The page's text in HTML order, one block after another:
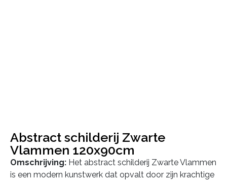
Abstract schilderij Zwarte
Vlammen 120x90cm
Omschrijving: Het abstract schilderij Zwarte Vlammen
is een modern kunstwerk dat opvalt door zijn krachtige